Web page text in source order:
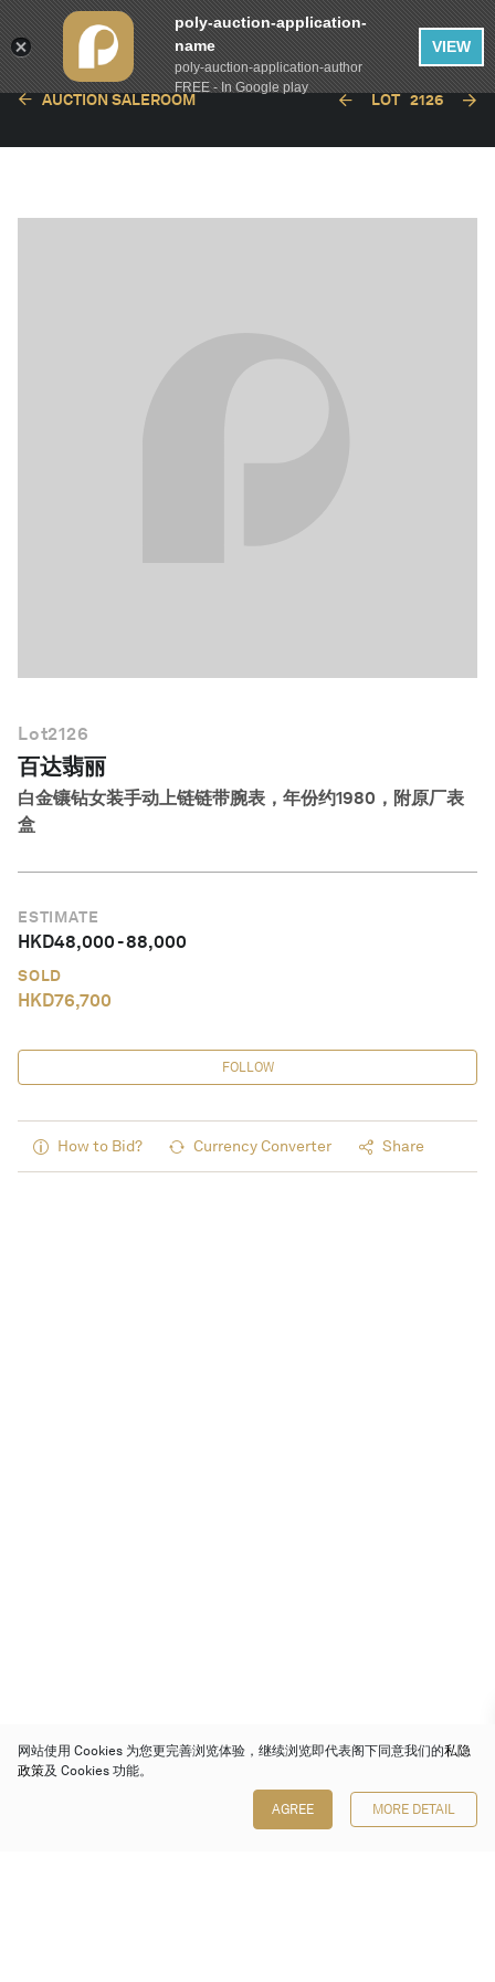
AUCTION SALEROOM LOT 2126
Lot2126
百达翡丽
白金镶钻女装手动上链链带腕表，年份约1980，附原厂表
盒
ESTIMATE
HKD48,000-88,000
SOLD
HKD76,700
FOLLOW
How to Bid? Currency Converter Share
网站使用 Cookies 为您更完善浏览体验，继续浏览即代表阁下同意我们的私隐
政策及 Cookies 功能。
AGREE MORE DETAIL
poly-auction-application-
name
poly-auction-application-author
FREE - In Google play
VIEW